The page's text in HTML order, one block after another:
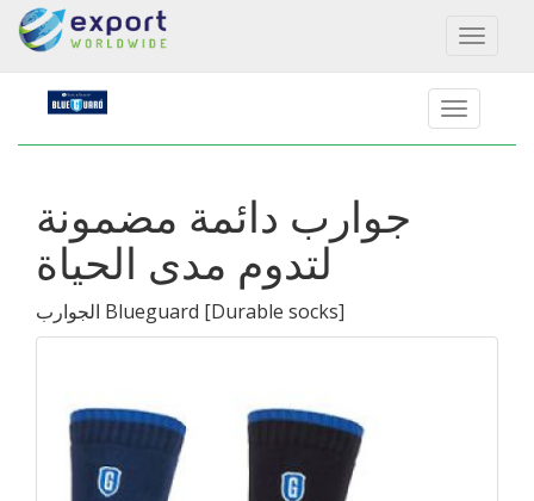
Toggle
جوارب دائمة مضمونة
لتدوم مدى الحياة
الجوارب Blueguard [Durable socks]